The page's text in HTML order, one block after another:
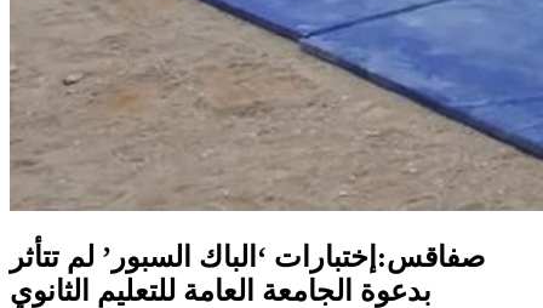
صفاقس:إختبارات ‘الباك السبور’ لم تتأثر
بدعوة الجامعة العامة للتعليم الثانوي